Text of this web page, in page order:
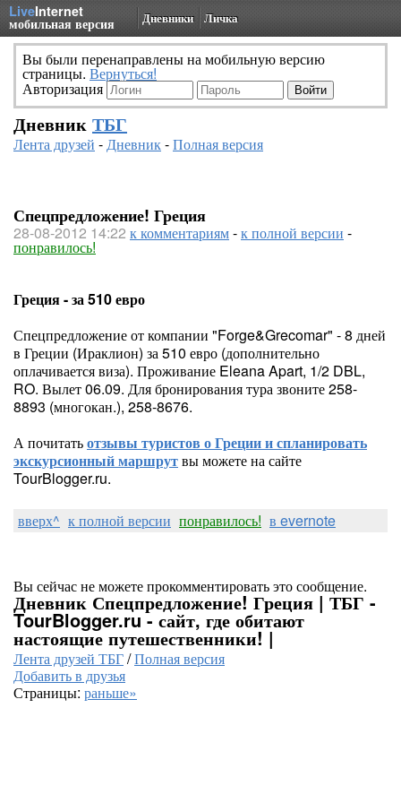
LiveInternet
мобильная версия Дневники Личка
Вы были перенаправлены на мобильную версию
страницы. Вернуться!
Авторизация
Дневник ТБГ
Лента друзей -Дневник-Полная версия
Спецпредложение! Греция
28-08-2012 14:22 к комментариям-к полной версии -
понравилось!
Греция - за 510 евро
Спецпредложение от компании "Forge&Grecomar" - 8 дней
в Греции (Ираклион) за 510 евро (дополнительно
оплачивается виза). Проживание Eleana Apart, 1/2 DBL,
RO. Вылет 06.09. Для бронирования тура звоните 258-
8893 (многокан.), 258-8676.
А почитатьотзывы туристов о Греции и спланировать
экскурсионный маршрутвы можете на сайте
TourBlogger.ru.
вверх^ к полной версии понравилось! в evernote
Вы сейчас не можете прокомментировать это сообщение.
Дневник Спецпредложение! Греция | ТБГ -
TourBlogger.ru - сайт, где обитают
настоящие путешественники! |
Лента друзей ТБГ/Полная версия
Добавить в друзья
Страницы: раньше»